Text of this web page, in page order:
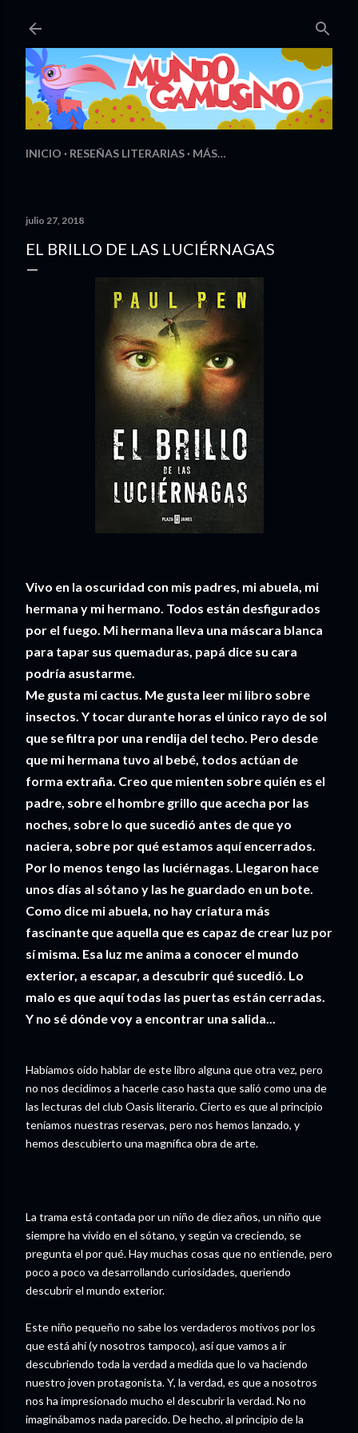
INICIO RESEÑAS LITERARIAS MÁS…
julio 27, 2018
EL BRILLO DE LAS LUCIÉRNAGAS
Vivo en la oscuridad con mis padres, mi abuela, mi
hermana y mi hermano. Todos están desfigurados
por el fuego. Mi hermana lleva una máscara blanca
para tapar sus quemaduras, papá dice su cara
podría asustarme.
Me gusta mi cactus. Me gusta leer mi libro sobre
insectos. Y tocar durante horas el único rayo de sol
que se filtra por una rendija del techo. Pero desde
que mi hermana tuvo al bebé, todos actúan de
forma extraña. Creo que mienten sobre quién es el
padre, sobre el hombre grillo que acecha por las
noches, sobre lo que sucedió antes de que yo
naciera, sobre por qué estamos aquí encerrados.
Por lo menos tengo las luciérnagas. Llegaron hace
unos días al sótano y las he guardado en un bote.
Como dice mi abuela, no hay criatura más
fascinante que aquella que es capaz de crear luz por
sí misma. Esa luz me anima a conocer el mundo
exterior, a escapar, a descubrir qué sucedió. Lo
malo es que aquí todas las puertas están cerradas.
Y no sé dónde voy a encontrar una salida...
Habíamos oído hablar de este libro alguna que otra vez, pero
no nos decidimos a hacerle caso hasta que salió como una de
las lecturas del club Oasis literario. Cierto es que al principio
teníamos nuestras reservas, pero nos hemos lanzado, y
hemos descubierto una magnífica obra de arte.
La trama está contada por un niño de diez años, un niño que
siempre ha vivido en el sótano, y según va creciendo, se
pregunta el por qué. Hay muchas cosas que no entiende, pero
poco a poco va desarrollando curiosidades, queriendo
descubrir el mundo exterior.
Este niño pequeño no sabe los verdaderos motivos por los
que está ahí (y nosotros tampoco), así que vamos a ir
descubriendo toda la verdad a medida que lo va haciendo
nuestro joven protagonista. Y, la verdad, es que a nosotros
nos ha impresionado mucho el descubrir la verdad. No no
imaginábamos nada parecido. De hecho, al principio de la